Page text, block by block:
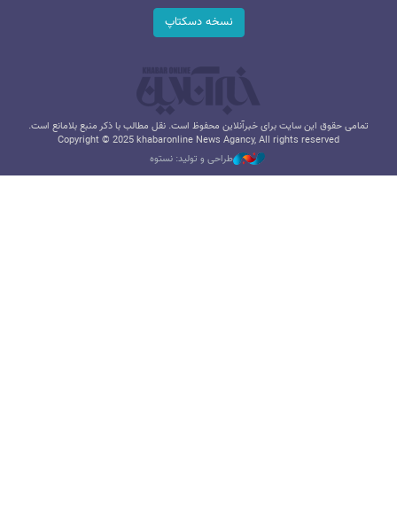
نسخه دسکتاپ
تمامی حقوق این سایت برای خبرآنلاین محفوظ است. نقل مطالب با ذکر منبع بلامانع است.
Copyright © 2025 khabaronline News Agancy, All rights reserved
طراحی و تولید: نستوه